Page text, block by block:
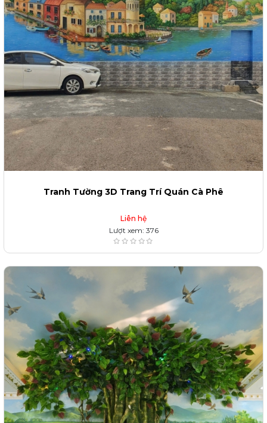
Tranh Tường 3D Trang Trí Quán Cà Phê
Liên hệ
Lượt xem: 376